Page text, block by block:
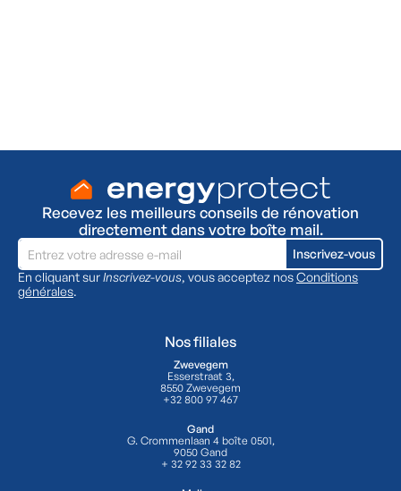
Recevez les meilleurs conseils de rénovation
directement dans votre boîte mail.
En cliquant surInscrivez-vous, vous acceptez nosConditions
générales.
Nos filiales
Zwevegem
Esserstraat 3,
8550 Zwevegem
+32 800 97 467
Gand
G. Crommenlaan 4 boîte 0501,
9050 Gand
+ 32 92 33 32 82